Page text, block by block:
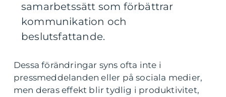
samarbetssätt som förbättrar
kommunikation och
beslutsfattande.
Dessa förändringar syns ofta inte i
pressmeddelanden eller på sociala medier,
men deras effekt blir tydlig i produktivitet,